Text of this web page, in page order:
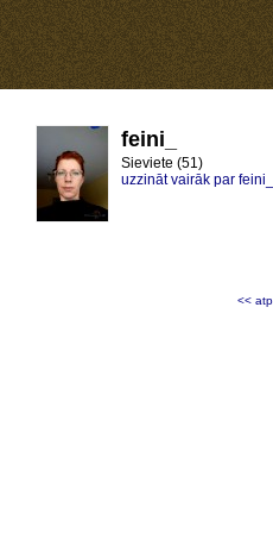
feini_
Sieviete (51)
uzzināt vairāk par feini_
<<